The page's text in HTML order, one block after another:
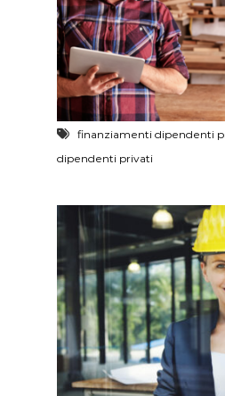
finanziamenti dipendenti
dipendenti privati